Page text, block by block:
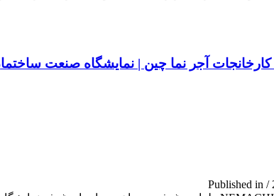
آجر نما چین | نمایشگاه صنعت ساختمان
/
Published in